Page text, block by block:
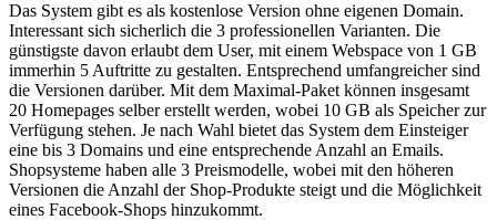
Das System gibt es als kostenlose Version ohne eigenen Domain.
Interessant sich sicherlich die 3 professionellen Varianten. Die
günstigste davon erlaubt dem User, mit einem Webspace von 1 GB
immerhin 5 Auftritte zu gestalten. Entsprechend umfangreicher sind
die Versionen darüber. Mit dem Maximal-Paket können insgesamt
20 Homepages selber erstellt werden, wobei 10 GB als Speicher zur
Verfügung stehen. Je nach Wahl bietet das System dem Einsteiger
eine bis 3 Domains und eine entsprechende Anzahl an Emails.
Shopsysteme haben alle 3 Preismodelle, wobei mit den höheren
Versionen die Anzahl der Shop-Produkte steigt und die Möglichkeit
eines Facebook-Shops hinzukommt.